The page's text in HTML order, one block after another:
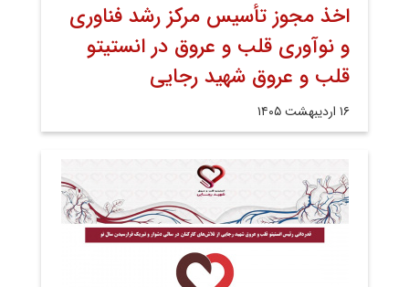
اخذ مجوز تأسیس مرکز رشد فناوری
و نوآوری قلب و عروق در انستیتو
قلب و عروق شهید رجایی
۱۶ اردیبهشت ۱۴۰۵